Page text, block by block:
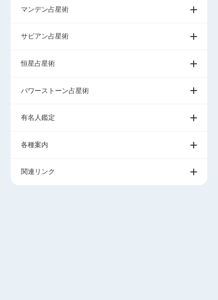
マンデン占星術
サビアン占星術
恒星占星術
パワーストーン占星術
有名人鑑定
各種案内
関連リンク